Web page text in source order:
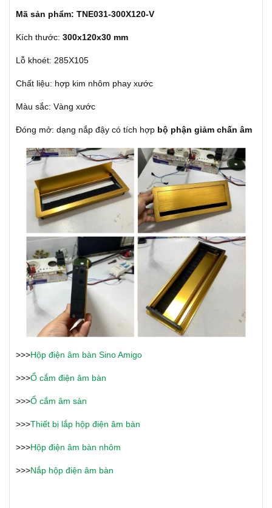
Mã sản phẩm: TNE031-300X120-V
Kích thước: 300x120x30 mm
Lỗ khoét: 285X105
Chất liệu: hợp kim nhôm phay xước
Màu sắc: Vàng xước
Đóng mở: dạng nắp đậy có tích hợp bộ phận giảm chấn âm
>>>Hộp điện âm bàn Sino Amigo
>>>Ổ cắm điện âm bàn
>>>Ổ cắm âm sàn
>>>Thiết bị lắp hộp điện âm bàn
>>>Hộp điện âm bàn nhôm
>>>Nắp hộp điện âm bàn